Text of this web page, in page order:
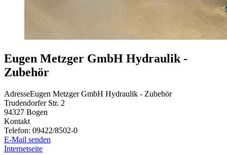
Eugen Metzger GmbH Hydraulik -
Zubehör
AdresseEugen Metzger GmbH Hydraulik - Zubehör
Trudendorfer Str. 2
94327 Bogen
Kontakt
Telefon: 09422/8502-0
E-Mail senden
Internetseite